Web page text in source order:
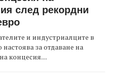
след рекордни
и индустриалците в
за отдаване на
концесия....